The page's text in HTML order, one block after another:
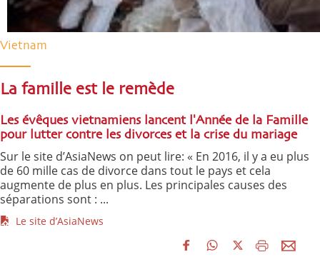
Vietnam
La famille est le remède
Les évêques vietnamiens lancent l'Année de la Famille
pour lutter contre les divorces et la crise du mariage
Sur le site d’AsiaNews on peut lire: « En 2016, il y a eu plus
de 60 mille cas de divorce dans tout le pays et cela
augmente de plus en plus. Les principales causes des
séparations sont : ...
Le site d’AsiaNews